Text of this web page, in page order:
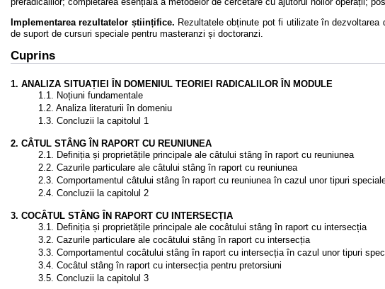
Implementarea rezultatelor științifice. Rezultatele obținute pot fi utilizate în
de suport de cursuri speciale pentru masteranzi și doctoranzi.
Cuprins
1. ANALIZA SITUAȚIEI ÎN DOMENIUL TEORIEI RADICALILOR ÎN MODULE
1.1. Noțiuni fundamentale
1.2. Analiza literaturii în domeniu
1.3. Concluzii la capitolul 1
2. CÂTUL STÂNG ÎN RAPORT CU REUNIUNEA
2.1. Definiția și proprietățile principale ale câtului stâng în raport cu reuniunea
2.2. Cazurile particulare ale câtului stâng în raport cu reuniunea
2.3. Comportamentul câtului stâng în raport cu reuniunea în cazul unor tipuri
2.4. Concluzii la capitolul 2
3. COCÂTUL STÂNG ÎN RAPORT CU INTERSECȚIA
3.1. Definiția și proprietățile principale ale cocâtului stâng în raport cu intersecția
3.2. Cazurile particulare ale cocâtului stâng în raport cu intersecția
3.3. Comportamentul cocâtului stâng în raport cu intersecția în cazul unor tipuri
3.4. Cocâtul stâng în raport cu intersecția pentru pretorsiuni
3.5. Concluzii la capitolul 3